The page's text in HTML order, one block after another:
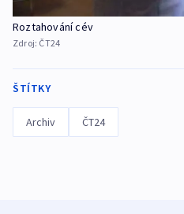
Roztahování cév
Zdroj: ČT24
ŠTÍTKY
Archiv ČT24